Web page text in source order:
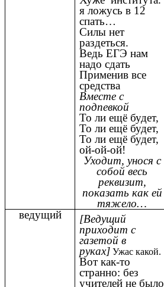
я ложусь в 12
спать…
Силы нет
раздеться.
Ведь ЕГЭ нам
надо сдать
Применив все
средства
Вместе с
подпевкой
То ли ещё будет,
То ли ещё будет,
То ли ещё будет,
ой-ой-ой!
Уходит, унося с
собой весь
реквизит,
показать как ей
тяжело…
ведущий
[Ведущий
приходит с
газетой в
руках] Ужас какой.
Вот как-то
странно: без
учителей не было